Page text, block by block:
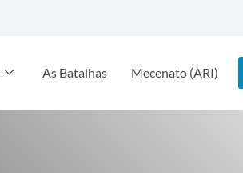
As Batalhas Mecenato (ARI)